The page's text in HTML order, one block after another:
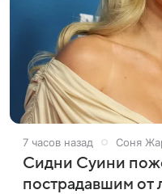
7 часов назад Соня
Сидни Суини
пострадавшим от